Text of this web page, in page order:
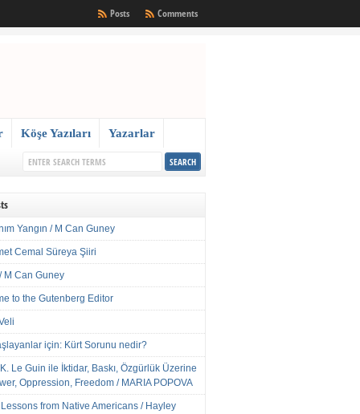
Comments
Posts
Köşe Yazıları Yazarlar
Yangın / M Can Guney
Cemal Süreya Şiiri
M Can Guney
to the Gutenberg Editor
için: Kürt Sorunu nedir?
Le Guin ile İktidar, Baskı, Özgürlük Üzerine
Oppression, Freedom / MARIA POPOVA
from Native Americans / Hayley